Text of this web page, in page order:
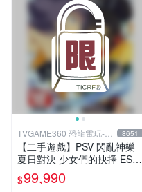
TVGAME360 恐龍電玩-台
中店
8651
【二手遊戲】PSV 閃亂神樂
夏日對決 少女們的抉擇 ESTI
VAL VERSUS 中文版【台中
恐龍電玩】
$99,990